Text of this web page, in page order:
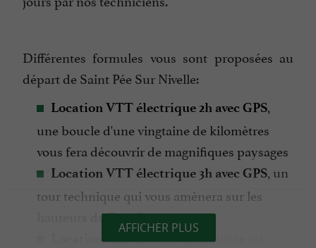
Différentes formules vous sont proposées au
départ de Saint Pée Sur Nivelle:
Location VTT électrique 2h avec GPS,
une boucle d'une vingtaine de kilomètres
vous fera découvrir de magnifiques paysages
Location VTT électrique 3h avec GPS, un
tour technique qui vous amènera sur les
hauteurs du Pays Basque
Location Gravelà la demi-journée ou
AFFICHER PLUS